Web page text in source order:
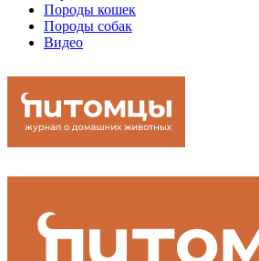
Породы кошек
Породы собак
Видео